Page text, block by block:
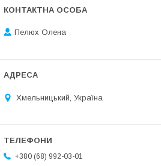
Пелюх Олена
Хмельницький, Україна
+380 (68) 992-03-01